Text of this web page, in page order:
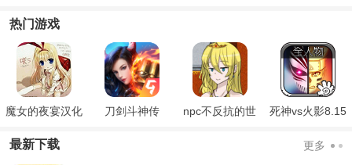
热门游戏
魔女的夜宴汉化
刀剑斗神传
npc不反抗的世
死神vs火影8.15
最新下载 更多